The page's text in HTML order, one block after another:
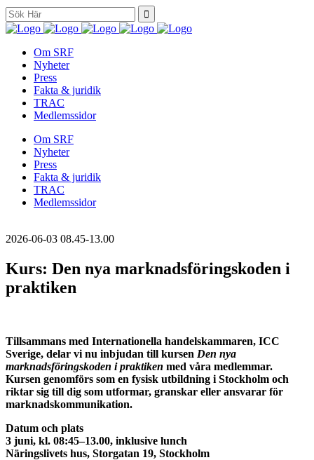
Search
for:
Om SRF
Nyheter
Press
Fakta & juridik
TRAC
Medlemssidor
Om SRF
Nyheter
Press
Fakta & juridik
TRAC
Medlemssidor
2026-06-03 08.45-13.00
Kurs: Den nya marknadsföringskoden i
praktiken
Tillsammans med Internationella handelskammaren, ICC
Sverige, delar vi nu inbjudan till kursen Den nya
marknadsföringskoden i praktiken med våra medlemmar.
Kursen genomförs som en fysisk utbildning i Stockholm och
riktar sig till dig som utformar, granskar eller ansvarar för
marknadskommunikation.
Datum och plats
3 juni, kl. 08:45–13.00, inklusive lunch
Näringslivets hus, Storgatan 19, Stockholm